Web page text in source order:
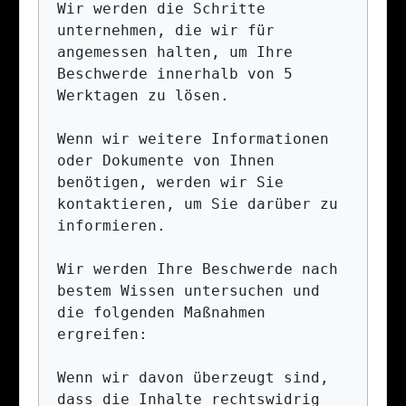
Wir werden die Schritte
unternehmen, die wir für
angemessen halten, um Ihre
Beschwerde innerhalb von 5
Werktagen zu lösen.
Wenn wir weitere Informationen
oder Dokumente von Ihnen
benötigen, werden wir Sie
kontaktieren, um Sie darüber zu
informieren.
Wir werden Ihre Beschwerde nach
bestem Wissen untersuchen und
die folgenden Maßnahmen
ergreifen:
Wenn wir davon überzeugt sind,
dass die Inhalte rechtswidrig